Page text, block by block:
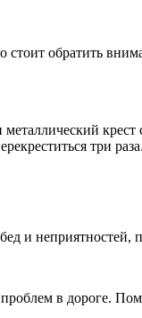
обратить
три раза.
и неприятностей,
в дороге.